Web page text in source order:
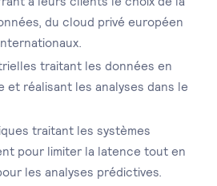
du cloud privé européen
traitant les données en
et réalisant les analyses dans le
traitant les systèmes
pour limiter la latence tout en
les analyses prédictives.